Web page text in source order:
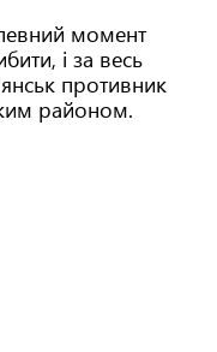
момент
і за весь
противник
районом.